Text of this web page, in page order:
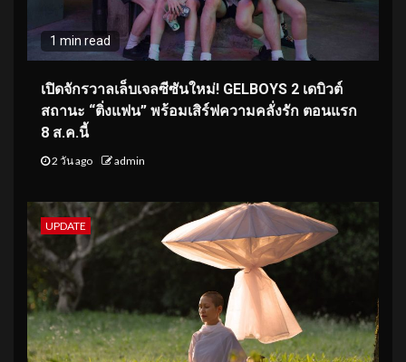
1 min read
เปิดจักรวาลเล็บเจลซีซันใหม่! GELBOYS 2 เดบิวต์
สถานะ “ติ่งแฟน” พร้อมเสิร์ฟความคลั่งรัก ตอนแรก
8 ส.ค.นี้
2 วัน ago admin
UPDATE